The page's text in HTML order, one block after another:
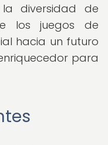
diversidad de
los juegos de
hacia un futuro
para